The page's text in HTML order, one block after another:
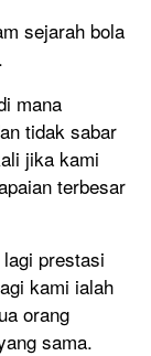
sejarah bola
mana
tidak sabar
jika kami
terbesar
prestasi
kami ialah
orang
sama.